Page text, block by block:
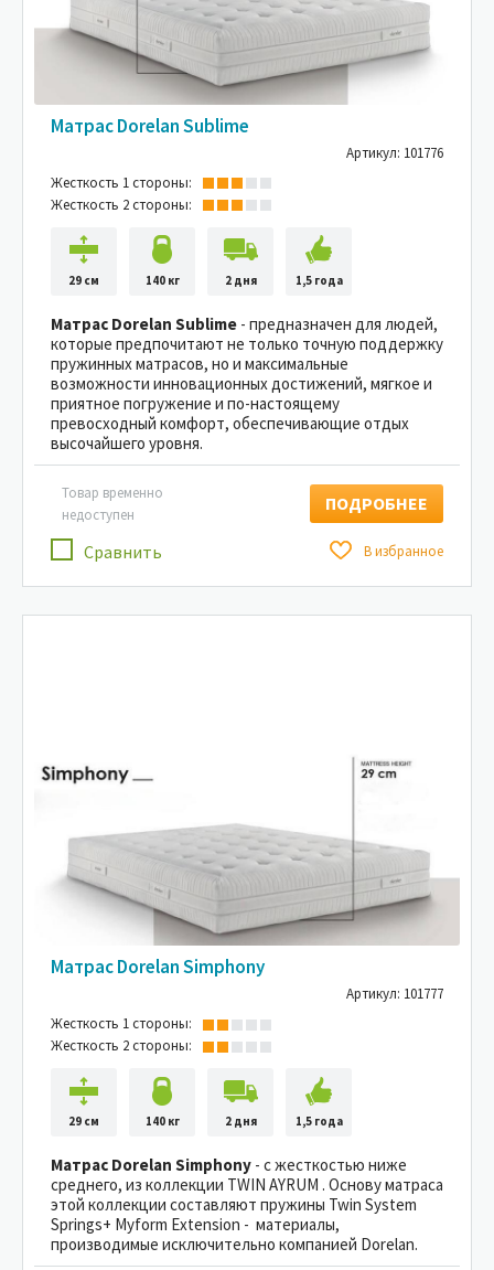
Матрас Dorelan Sublime
Артикул: 101776
Жесткость 1 стороны:
Жесткость 2 стороны:
29 см 140 кг 2 дня 1,5 года
Матрас Dorelan Sublime - предназначен для людей,
которые предпочитают не только точную поддержку
пружинных матрасов, но и максимальные
возможности инновационных достижений, мягкое и
приятное погружение и по-настоящему
превосходный комфорт, обеспечивающие отдых
высочайшего уровня.
Сравнить В избранное
Товар временно
недоступен
ПОДРОБНЕЕ
Матрас Dorelan Simphony
Артикул: 101777
Жесткость 1 стороны:
Жесткость 2 стороны:
29 см 140 кг 2 дня 1,5 года
Матрас Dorelan Simphony - с жесткостью ниже
среднего, из коллекции TWIN AYRUM . Основу матраса
этой коллекции составляют пружины Twin System
Springs+ Myform Extension - материалы,
производимые исключительно компанией Dorelan.